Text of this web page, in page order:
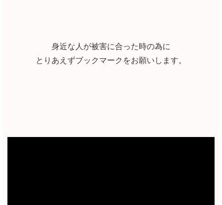
身近な人が被害に合った時の為に
とりあえずブックマークをお願いします。